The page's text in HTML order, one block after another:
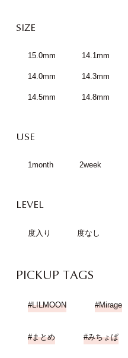
SIZE
15.0mm 14.1mm
14.0mm 14.3mm
14.5mm 14.8mm
USE
1month 2week
LEVEL
度入り 度なし
PICKUP TAGS
LILMOON Mirage
まとめ みちょぱ